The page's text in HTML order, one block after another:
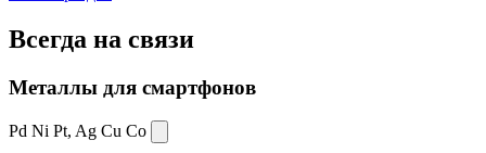
Всегда на связи
Металлы для смартфонов
Pd Ni Pt, Ag Cu Co